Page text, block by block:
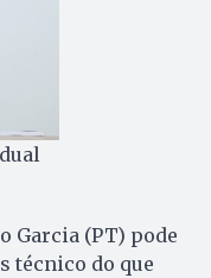
Garcia (PT) pode
técnico do que